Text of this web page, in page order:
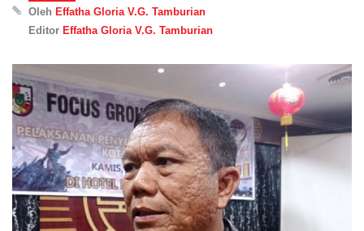
Oleh Effatha Gloria V.G. Tamburian
Editor Effatha Gloria V.G. Tamburian